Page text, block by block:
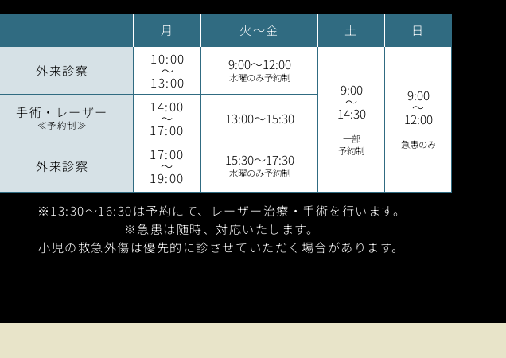
月 火～金 土 日
外来診察
10:00
～
13:00
9:00～12:00
水曜のみ予約制
9:00
～
14:30
一部
予約制
9:00
～
12:00
急患のみ
手術・レーザー
≪予約制≫
14:00
～
17:00
13:00～15:30
外来診察
17:00
～
19:00
15:30～17:30
水曜のみ予約制
※13:30～16:30は予約にて、
レーザー治療・手術を行います。
※急患は随時、対応いたします。
小児の救急外傷は優先的に診させて いただく場合があります。